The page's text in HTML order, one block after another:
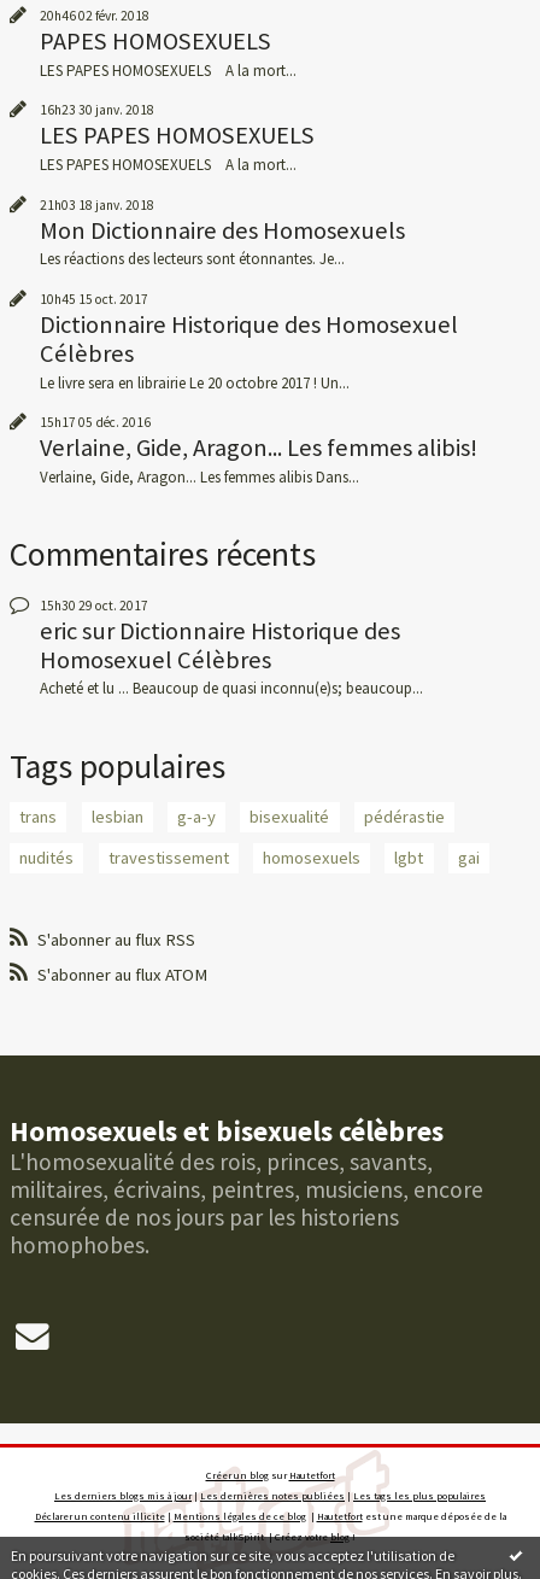
En poursuivant votre navigation sur ce site, vous acceptez l'utilisation de
cookies. Ces derniers assurent le bon fonctionnement de nos services. En savoir plus.
20h4602févr. 2018
PAPES HOMOSEXUELS
LES PAPES HOMOSEXUELS A la mort...
16h23 30 janv. 2018
LES PAPES HOMOSEXUELS
LES PAPES HOMOSEXUELS A la mort...
21h03 18 janv. 2018
Mon Dictionnaire des Homosexuels
Les réactions des lecteurs sont étonnantes. Je...
10h45 15 oct. 2017
Dictionnaire Historique des Homosexuel
Célèbres
Le livre sera en librairie Le 20 octobre 2017 ! Un...
15h17 05 déc. 2016
Verlaine, Gide, Aragon... Les femmes alibis!
Verlaine, Gide, Aragon... Les femmes alibis Dans...
Commentaires récents
15h30 29 oct. 2017
ericsurDictionnaire Historique des
Homosexuel Célèbres
Acheté et lu ... Beaucoup de quasi inconnu(e)s; beaucoup...
Tags populaires
trans lesbian g-a-y bisexualité
pédérastie
nudités
travestissement homosexuels lgbt gai
S'abonner au flux RSS
S'abonner au flux ATOM
Homosexuels et bisexuels célèbres
L'homosexualité des rois, princes, savants,
militaires, écrivains, peintres, musiciens, encore
censurée de nos jours par les historiens
homophobes.
Créer un blogsur Hautetfort
Les derniers blogs mis à jour|Les dernières notes publiées |Les tags les plus populaires
Déclarer un contenu illicite| Mentions légales de ce blog| Hautetfortest une marque déposée de la
société talkSpirit | Créez votreblog!